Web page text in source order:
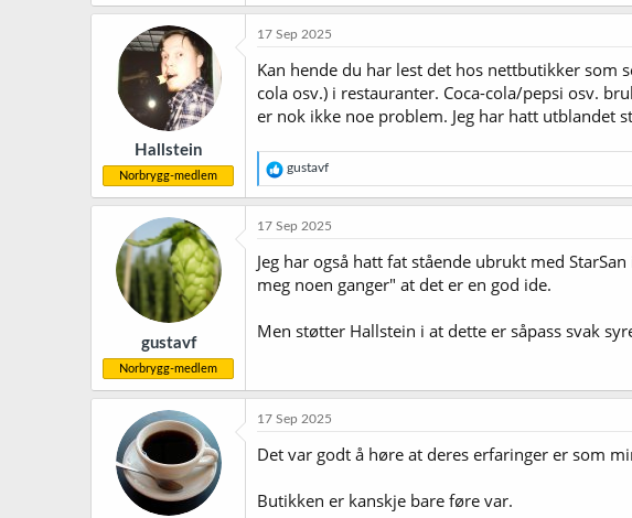
a
o
n
e
:
Hallstein
Norbrygg-medlem
17 Sep 2025
Kan hende du har lest det hos nettbutikker som
cola osv.) i restauranter. Coca-cola/pepsi osv.
er nok ikke noe problem. Jeg har hatt utblandet
R
e
a
j
o
n
gustavf
gustavf
Norbrygg-medlem
17 Sep 2025
Jeg har også hatt fat stående ubrukt med
meg noen ganger" at det er en god ide.
Men støtter Hallstein i at dette er såpass svak
17 Sep 2025
Det var godt å høre at deres erfaringer er som
Butikken er kanskje bare føre var.